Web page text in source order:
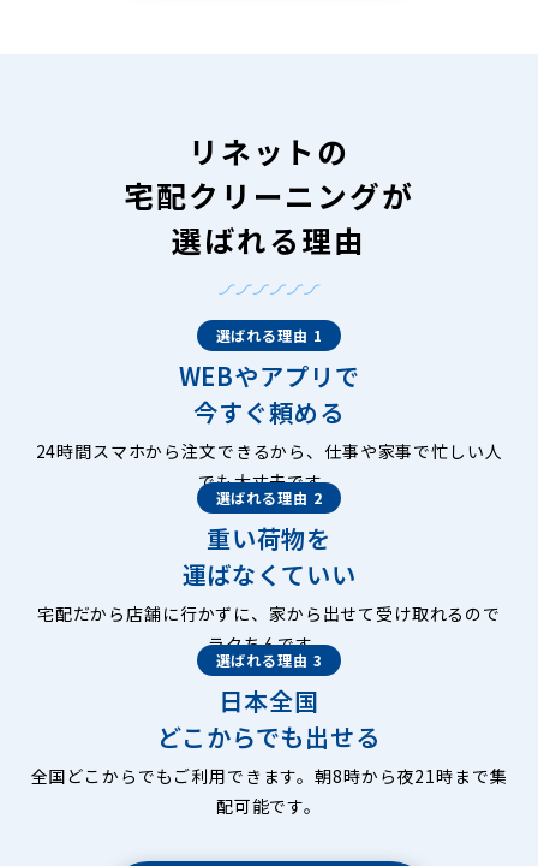
リネットの
宅配クリーニングが
選ばれる理由
選ばれる理由 1
WEBやアプリで
今すぐ頼める
24時間スマホから注文できるから、仕事や家事で忙しい人
でも大丈夫です。
選ばれる理由 2
重い荷物を
運ばなくていい
宅配だから店舗に行かずに、家から出せて受け取れるので
ラクちんです。
選ばれる理由 3
日本全国
どこからでも出せる
全国どこからでもご利用できます。朝8時から夜21時まで集
配可能です。